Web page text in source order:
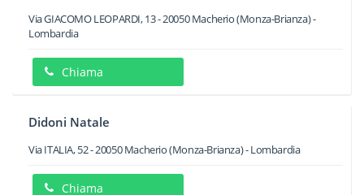
Via GIACOMO LEOPARDI, 13-20050 Macherio(Monza-Brianza) -
Lombardia
Chiama
Didoni Natale
Via ITALIA, 52-20050 Macherio(Monza-Brianza) -Lombardia
Chiama